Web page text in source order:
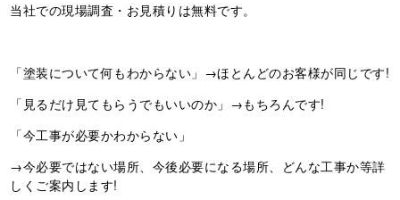
当社での現場調査・お見積りは無料です。
「塗装について何もわからない」→ほとんどのお客様が同じです!
「見るだけ見てもらうでもいいのか」→もちろんです!
「今工事が必要かわからない」
→今必要ではない場所、今後必要になる場所、どんな工事か等詳
しくご案内します!